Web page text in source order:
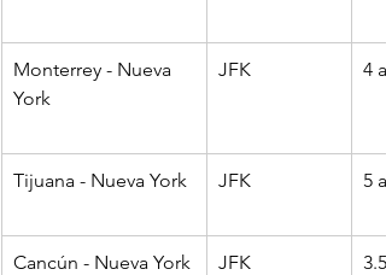
Monterrey - Nueva
York
JFK 4
Tijuana - Nueva York JFK 5
Cancún - Nueva York JFK